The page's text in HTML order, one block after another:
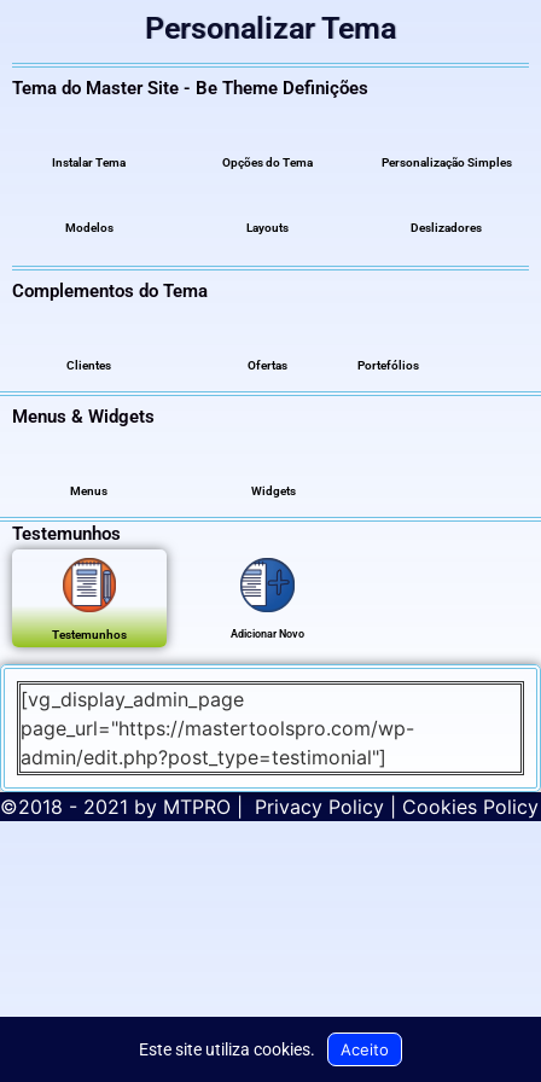
Personalizar Tema
Tema do Master Site - Be Theme Definições​​
Instalar Tema Opções do Tema Personalização Simples
Modelos Layouts Deslizadores
Complementos do Tema
Clientes Ofertas Portefólios
Menus & Widgets
Menus Widgets
Testemunhos
Testemunhos Adicionar Novo
[vg_display_admin_page
page_url="https://mastertoolspro.com/wp-
admin/edit.php?post_type=testimonial"]
©2018 - 2021 by MTPRO Privacy Policy Cookies Policy
Este site utiliza cookies. Aceito